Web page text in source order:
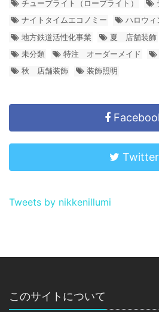
チューブライト（ロープライト）
ナイトタイムエコノミー
ハロウィ
地方鉄道活性化事業
夏 店舗装飾
未分類
特注 オーダーメイド
秋 店舗装飾
装飾照明
Twitter
Tweets by nikkenillumi
このサイトについて